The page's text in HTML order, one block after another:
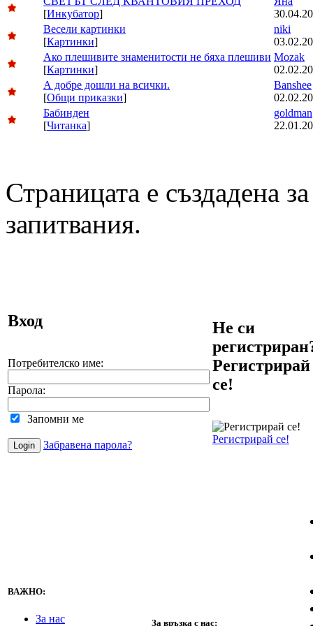
[Инкубатор]
Весели картинки
[Картинки]
niki
Ако плешивите знаменитости не бяха плешиви
[Картинки]
Mozak
А добре дошли на всички.
[Общи приказки]
Banshee
Бабинден
[Читанка]
goldman
Страницата е създадена
запитвания.
Вход
Потребителско име:
Парола:
Запомни ме
Забравена парола?
Не си
Регистрирай
се!
Регистрирай се!
ВАЖНО:
За нас
За връзка с нас: